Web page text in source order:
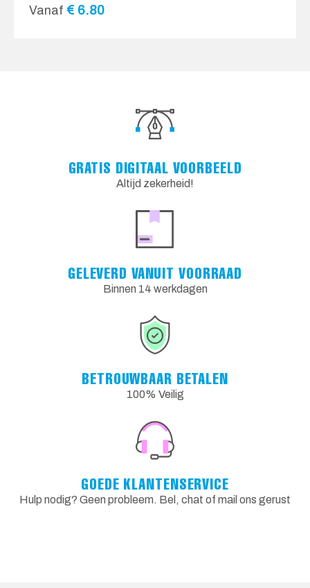
Vanaf € 6.80
GRATIS DIGITAAL VOORBEELD
Altijd zekerheid!
GELEVERD VANUIT VOORRAAD
Binnen 14 werkdagen
BETROUWBAAR BETALEN
100% Veilig
GOEDE KLANTENSERVICE
Hulp nodig? Geen probleem. Bel, chat of mail ons gerust